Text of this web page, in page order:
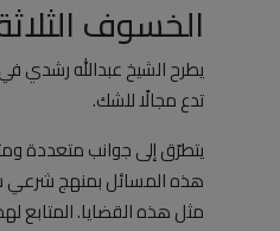
الخسوف
يطرح الشيخ عبدالله رشدي
تدع مجالًا للشك.
يتطرّق إلى جوانب متعددة
هذه المسائل بمنهج شرعي
مثل هذه القضايا.